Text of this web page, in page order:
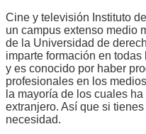
Cine y televisión Instituto
un campus extenso medio
de la Universidad de
imparte formación en
y es conocido por haber
profesionales en los
la mayoría de los cuales
extranjero. Así que si
necesidad.